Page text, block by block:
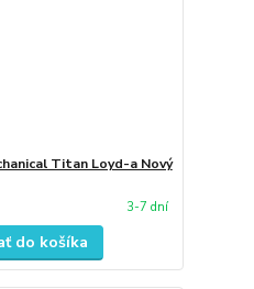
Titan Loyd-a Nový
3-7 dní
do košíka